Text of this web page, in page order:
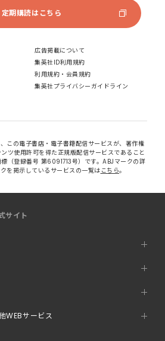
定期購読はこちら
広告掲載について
集英社ID利用規約
利用規約・会員規約
集英社プライバシーガイドライン
この電子書店・電子書籍配信サービスが、著作権
ツ使用許可を得た正規版配信サービスであること
（登録番号 第6091713号）です。ABJマークの詳
を掲示しているサービスの一覧は こちら。
サイト
WEBサービス